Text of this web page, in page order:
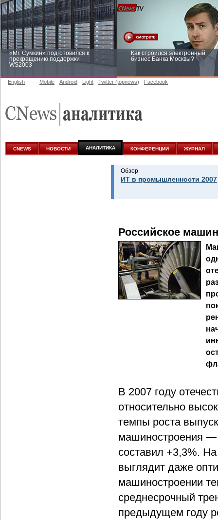
«Mr. Сумкин» подготовился к
прекращению поддержки
WS2003
Как строился электронный
бизнес Банка Москвы?
аналитике
English Mobile Android Light Twitter (topnews) Facebook
CNEWS НОВОСТИ АНАЛИТИКА КОНФЕРЕНЦИИ ЖУРНАЛ
Обзор
ИТ в промышленности 2007
Российское
В 2007 году
относительно
темпы роста
машиностроения —
составил +3,3%.
выглядит даже
машиностроении
среднесрочный
предыдущем году